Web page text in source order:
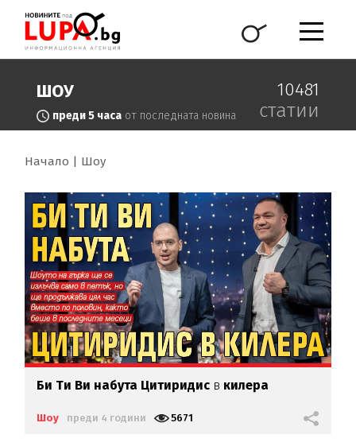
ШОУ
преди 5 часа от последната новина
10481
статии
Начало Шоу
Би Ти Ви набута Цитиридис в килера
Шоу преди 4 години 5671